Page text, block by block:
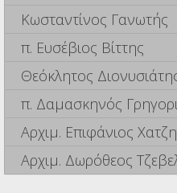
Κωσταντίνος Γανωτής
π. Ευσέβιος Βίττης
Θεόκλητος
π. Δαμασκηνός
Αρχιμ. Επιφάνιος
Αρχιμ. Δωρόθεος